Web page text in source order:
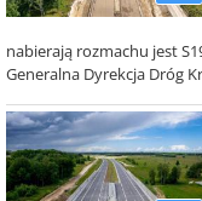
nabierają rozmachu jest
Generalna Dyrekcja Dróg